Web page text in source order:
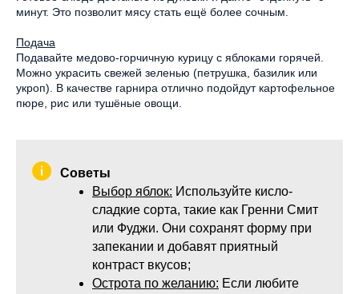
минут. Это позволит мясу стать ещё более сочным.
Подача
Подавайте медово-горчичную курицу с яблоками горячей.
Можно украсить свежей зеленью (петрушка, базилик или
укроп). В качестве гарнира отлично подойдут картофельное
пюре, рис или тушёные овощи.
Советы
Выбор яблок: Используйте кисло-
сладкие сорта, такие как Гренни Смит
или Фуджи. Они сохранят форму при
запекании и добавят приятный
контраст вкусов;
Острота по желанию: Если любите